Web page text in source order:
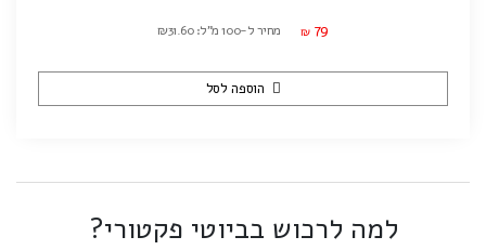
₪ 79 מחיר ל-100 מ"ל: ₪31.60
הוספה לסל
למה לרכוש בביוטי פקטורי?